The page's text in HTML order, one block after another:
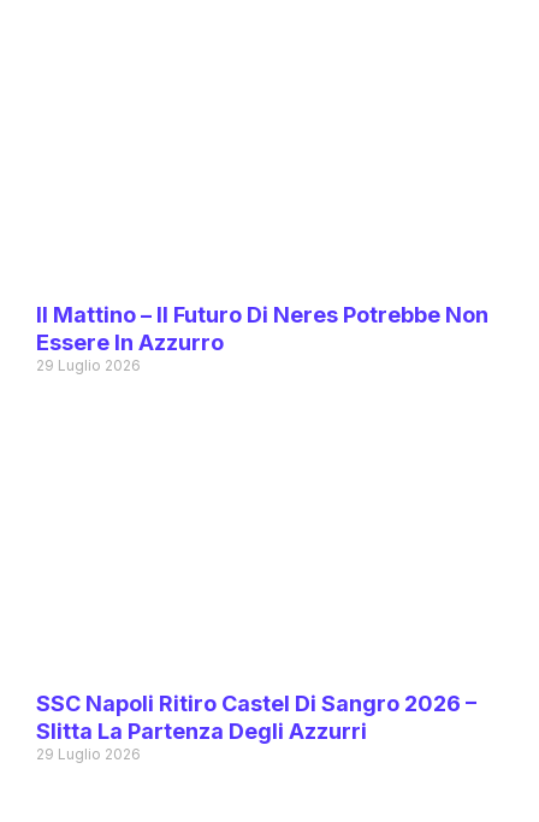
Il Mattino – Il Futuro Di Neres Potrebbe Non
Essere In Azzurro
29 Luglio 2026
SSC Napoli Ritiro Castel Di Sangro 2026 –
Slitta La Partenza Degli Azzurri
29 Luglio 2026